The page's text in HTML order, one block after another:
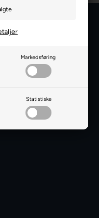
Markedsføring
Statistiske